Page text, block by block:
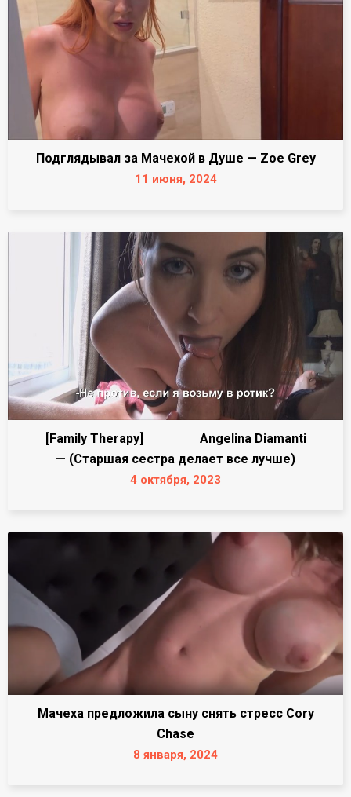
Подглядывал за Мачехой в Душе — Zoe Grey
11 июня, 2024
[Family Therapy] Angelina Diamanti
— (Старшая сестра делает все лучше)
4 октября, 2023
Мачеха предложила сыну снять стресс Cory
Chase
8 января, 2024